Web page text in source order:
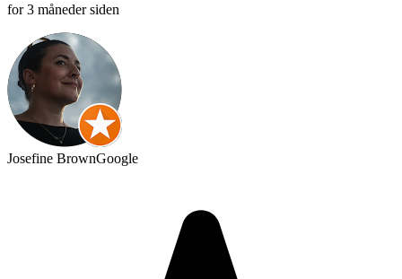
for 3 måneder siden
Josefine BrownGoogle